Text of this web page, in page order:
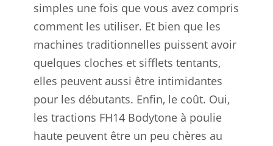
simples une fois que vous avez compris
comment les utiliser. Et bien que les
machines traditionnelles puissent avoir
quelques cloches et sifflets tentants,
elles peuvent aussi être intimidantes
pour les débutants. Enfin, le coût. Oui,
les tractions FH14 Bodytone à poulie
haute peuvent être un peu chères au